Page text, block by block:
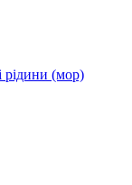
рідини (мор)